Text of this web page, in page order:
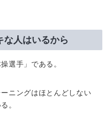
な人はいるから
選手」である。
ニングはほとんどしない
。